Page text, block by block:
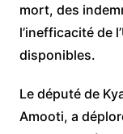
mort, des
l’inefficacité de
disponibles.
Le député de
Amooti, a